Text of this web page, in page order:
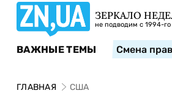
ЗЕРКАЛО
не подводим с 1994-го
ВАЖНЫЕ ТЕМЫ Смена
ГЛАВНАЯ США